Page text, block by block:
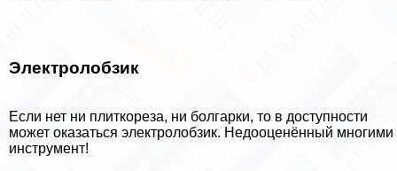
Электролобзик
Если нет ни плиткореза, ни болгарки, то в доступности
может оказаться электролобзик. Недооценённый многими
инструмент!